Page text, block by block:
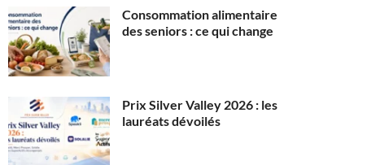
Consommation alimentaire
des seniors : ce qui change
Prix Silver Valley 2026 : les
lauréats dévoilés